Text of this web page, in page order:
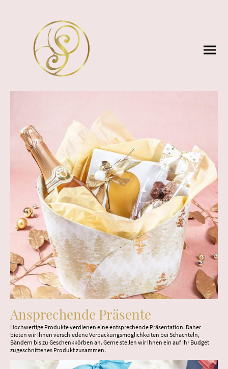
Ansprechende Präsente
Hochwertige Produkte verdienen eine entsprechende Präsentation. Daher
bieten wir Ihnen verschiedene Verpackungsmöglichkeiten bei Schachteln,
Bändern bis zu Geschenkkörben an. Gerne stellen wir Ihnen ein auf Ihr Budget
zugeschnittenes Produkt zusammen.